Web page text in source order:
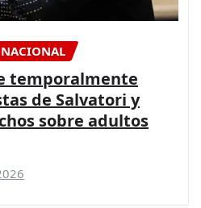
NACIONAL
temporalmente
de Salvatori y
sobre adultos